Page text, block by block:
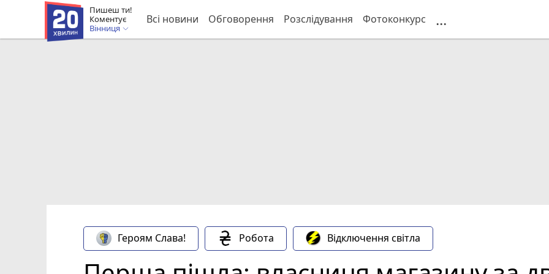
Пишеш ти!
Коментує
Вінниця
Всі новини Обговорення Розслідування Фотоконкурс ...
Героям Слава! Робота Відключення світла